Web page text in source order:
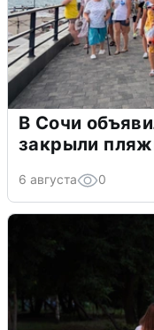
В Сочи
закрыли
6 августа 0